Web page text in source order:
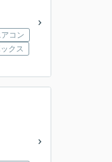
アコン
クス